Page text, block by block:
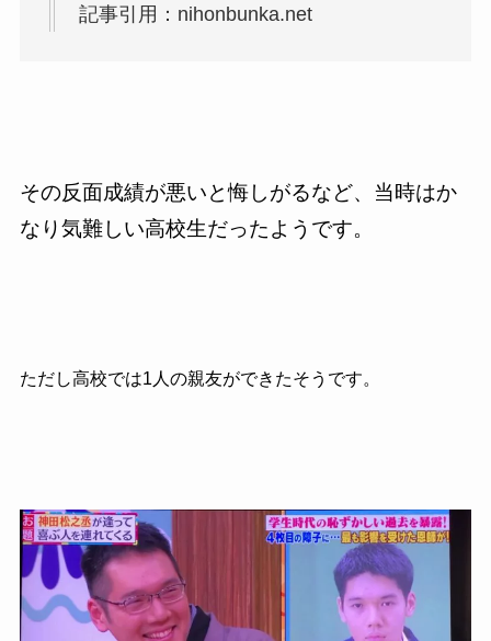
記事引用：nihonbunka.net
その反面成績が悪いと悔しがるなど、当時はか
なり気難しい高校生だったようです。
ただし高校では1人の親友ができたそうです。